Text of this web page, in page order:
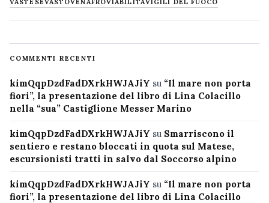
VASTESEVASTOVENAFROVIABILITÀVIGILI DEL FUOCO
COMMENTI RECENTI
kimQqpDzdFadDXrkHWJAJiY su “Il mare non porta
fiori”, la presentazione del libro di Lina Colacillo
nella “sua” Castiglione Messer Marino
kimQqpDzdFadDXrkHWJAJiY su Smarriscono il
sentiero e restano bloccati in quota sul Matese,
escursionisti tratti in salvo dal Soccorso alpino
kimQqpDzdFadDXrkHWJAJiY su “Il mare non porta
fiori”, la presentazione del libro di Lina Colacillo